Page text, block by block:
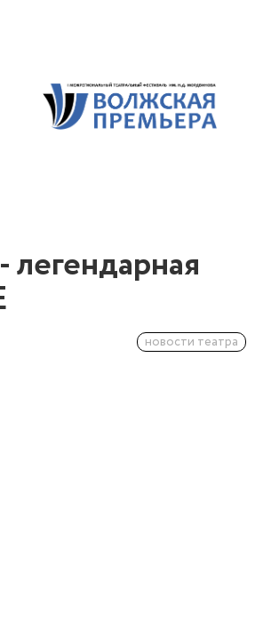
новости театра